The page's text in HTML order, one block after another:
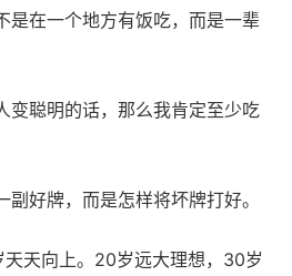
是在一个地方有饭吃，而是一辈
变聪明的话，那么我肯定至少吃
好牌，而是怎样将坏牌打好。
天向上。20岁远大理想，30岁